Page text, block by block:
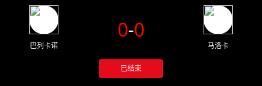
巴列卡诺
0-0
已结束
马洛卡